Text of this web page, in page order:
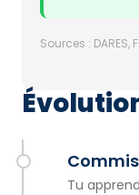
Sources : DARES,
Tu